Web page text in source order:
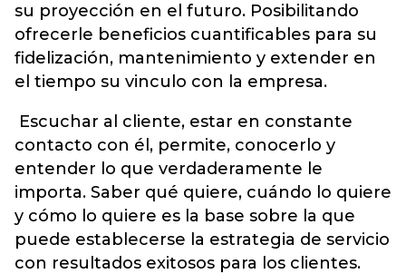
su proyección en el futuro. Posibilitando
ofrecerle beneficios cuantificables para su
fidelización, mantenimiento y extender en
el tiempo su vinculo con la empresa.
Escuchar al cliente, estar en constante
contacto con él, permite, conocerlo y
entender lo que verdaderamente le
importa. Saber qué quiere, cuándo lo quiere
y cómo lo quiere es la base sobre la que
puede establecerse la estrategia de servicio
con resultados exitosos para los clientes.